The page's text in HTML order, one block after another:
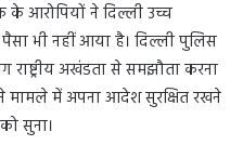
के आरोपियों ने दिल्ली उच्च
भी नहीं आया है। दिल्ली पुलिस
अखंडता से समझौता करना
ने मामले में अपना आदेश सुरक्षित रखने
सुना।